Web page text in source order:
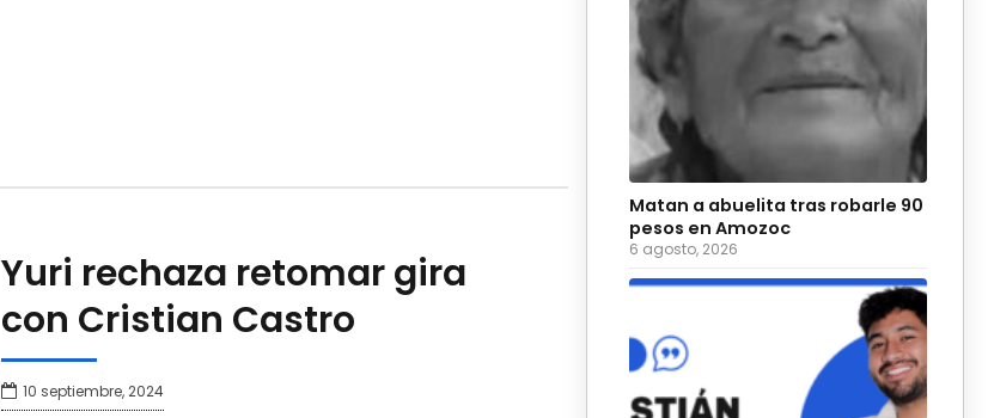
Yuri rechaza retomar gira
con Cristian Castro
10 septiembre, 2024
Matan a abuelita tras robarle 90
pesos en Amozoc
6 agosto, 2026